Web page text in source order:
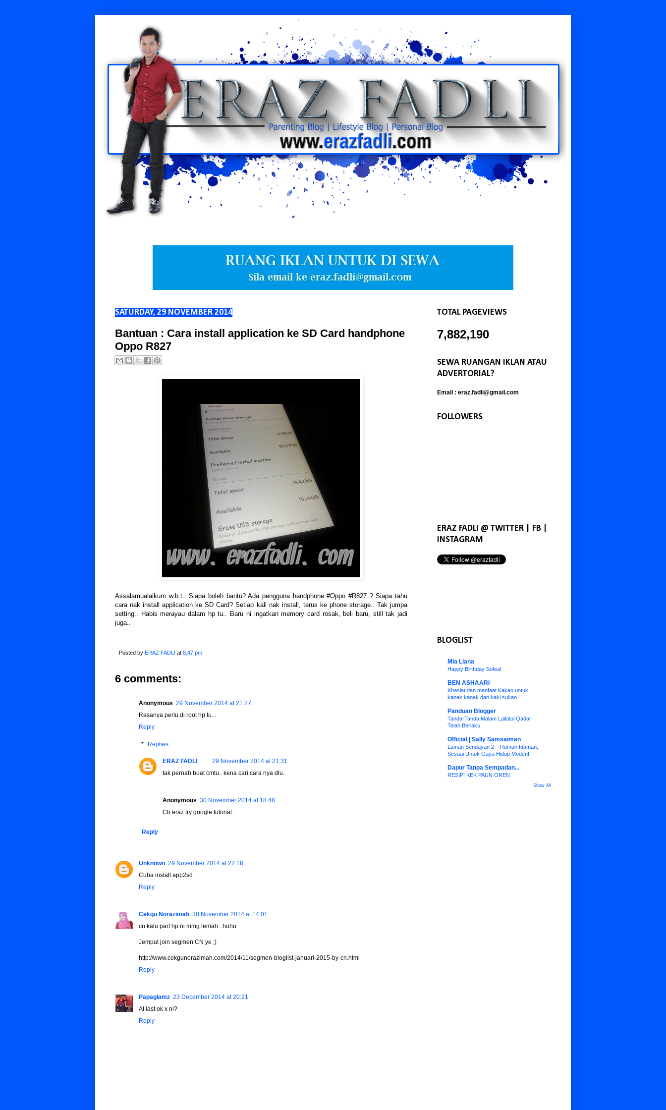
SATURDAY, 29 NOVEMBER 2014
Bantuan : Cara install application ke SD Card handphone
Oppo R827
Assalamualaikum w.b.t.. Siapa boleh bantu? Ada pengguna handphone #Oppo #R827 ? Siapa tahu
cara nak install application ke SD Card? Setiap kali nak install, terus ke phone storage.. Tak jumpa
setting.. Habis merayau dalam hp tu.. Baru ni ingatkan memory card rosak, beli baru, still tak jadi
juga..
Posted by ERAZ FADLI at 8:47 pm
6 comments:
Anonymous 29 November 2014 at 21:27
Rasanya perlu di root hp tu...
Reply
Replies
ERAZ FADLI
29 November 2014 at 21:31
tak pernah buat cmtu.. kena cari cara nya dlu..
Anonymous 30 November 2014 at 18:48
Cb eraz try google tutorial..
Reply
Unknown 29 November 2014 at 22:18
Cuba install app2sd
Reply
Cekgu Norazimah 30 November 2014 at 14:01
cn kalu part hp ni mmg lemah...huhu
Jemput join segmen CN ye ;)
http://www.cekgunorazimah.com/2014/11/segmen-bloglist-januari-2015-by-cn.html
Reply
Papaglamz 23 December 2014 at 20:21
At last ok x ni?
Reply
TOTAL PAGEVIEWS
7,882,190
SEWA RUANGAN IKLAN ATAU
ADVERTORIAL?
Email : eraz.fadli@gmail.com
FOLLOWERS
ERAZ FADLI @ TWITTER | FB |
INSTAGRAM
BLOGLIST
Mia Liana
Happy Birthday Sofea!
BEN ASHAARI
Khasiat dan manfaat Kakao untuk
kanak kanak dan kaki sukan !
Panduan Blogger
Tanda-Tanda Malam Lailatul Qadar
Telah Berlaku
Official | Sally Samsaiman
Laman Sendayan 2 – Rumah Idaman,
Sesuai Untuk Gaya Hidup Moden!
Dapur Tanpa Sempadan...
RESIPI KEK PAUN OREN
Show All